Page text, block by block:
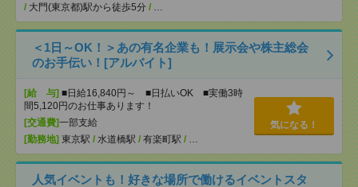
/ 大門(東京都)駅から徒歩5分 / …
＜1日～OK！＞あの有名企業も！展示会や株主総会
のお手伝い！[アルバイト]
[給 与] ■日給16,840円～ ■日払いOK ■実働3時
間5,120円のお仕事あります！
[交通費]一部支給
[勤務地] 東京駅 / 水道橋駅 / 有楽町駅 / …
気になる！
人気イベントも！好きな場所で働けるイベントスタ